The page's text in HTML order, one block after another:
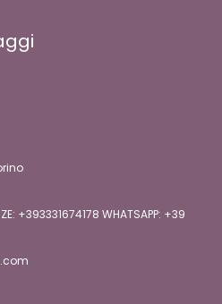
+393331674178 WHATSAPP: +39